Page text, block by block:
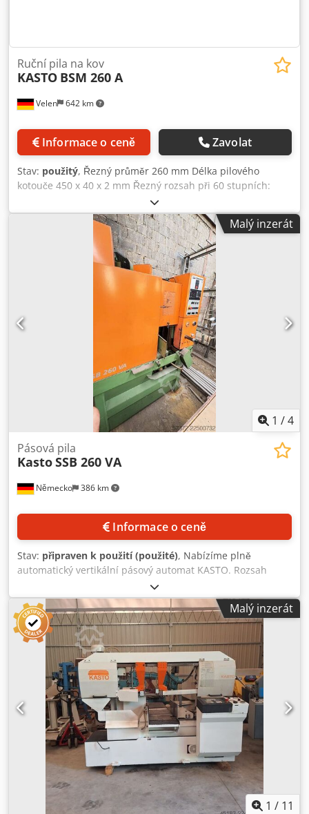
Velen 642 km
Ruční pila na kov
KASTO BSM 260 A
Informace o ceně Zavolat
Stav: použitý, Řezný průměr 260 mm Délka pilového
kotouče 450 x 40 x 2 mm Řezný rozsah při 60 stupních:
čtverec 240 mm Řezný rozsah při 90 stupních: obdélník
260 x 180 mm Celkový potřebný výkon 2,0/2,6 kW Hmotnost
stroje cca 1,4 t Rozměry D x Š x V 2,1 x 1,7 x 1,0 m
Hydraulická automatická rámová pila - Zařízení pro
chlazení Dodpjyt R Ikjfx Aipjck - 2 rychlosti
Malý inzerát
1 /4
Německo 386 km
Pásová pila
KastoSSB 260 VA
Informace o ceně
Stav: připraven k použití (použité), Nabízíme plně
automatický vertikální pásový automat KASTO. Rozsah
řezání kulatiny: 10 mm–260 mm, maximální rozsah řezání
čtverců X/Y: 260 mm/260 mm, minimální/maximální délka
řezu: 5 mm/600 mm, délka posuvu: 600 mm, minimální
délka zbytkového kusu: 10 mm, maximální rychlost řezání:
125 m/min, rozměry pásového listu X/Y/Z: 4115 mm/41
mm/1,3 mm, řídicí systém: Kasto minipos 807, hmotnost:
přibližně 2200 kg. Prohlídka je možná po předchozí
domluvě. Dcsdpezrzn Rjfx Aipsk
Malý inzerát
1 / 11